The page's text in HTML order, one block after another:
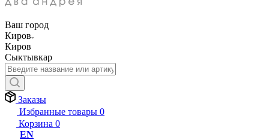
Ваш город
Киров
Киров
Сыктывкар
Заказы
Избранные товары 0
Корзина 0
EN